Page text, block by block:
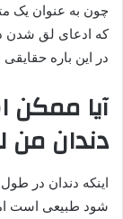
چون به عنوان یک
که ادعای لق شدن
در این باره
آیا
دندان
اینکه دندان در
شود طبیعی است